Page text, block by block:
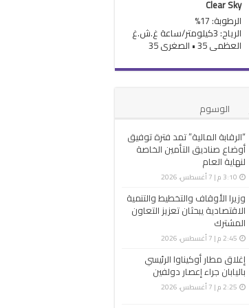
Clear Sky
الرطوبة: 17%
الرياح: 3كيلومتر/ساعة غ.ش.غ
العظمى 35 • الصغرى 35
الوسوم
“الرقابة المالية” تمد فترة توفيق
أوضاع صناديق التأمين الخاصة
لنهاية العام
3:10 م | 7 أغسطس، 2026
وزيرا الأوقاف والتخطيط والتنمية
الاقتصادية يبحثان تعزيز التعاون
المشترك
2:45 م | 7 أغسطس، 2026
إغلاق مطار أوكيناوا الرئيسي
باليابان جراء إعصار دولفين
2:25 م | 7 أغسطس، 2026